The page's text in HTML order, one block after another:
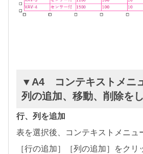
▼A4 コンテキストメニュ
列の追加、移動、削除を
行、列を追加
表を選択後、コンテキストメニュ
［行の追加］［列の追加］をクリ